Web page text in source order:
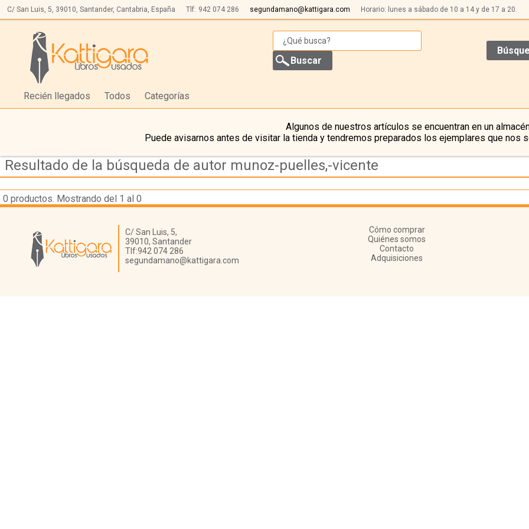
C/ San Luis, 5, 39010, Santander, Cantabria, España Tlf: 942 074 286 segundamano@kattigara.com Horario: lunes a sábado de 10 a 14 y de 17 a 20.
Recién llegados Todos Categorías
Algunos de nuestros artículos se encuentran en un
Puede avisarnos antes de visitar la tienda y tendremos preparados los ejemplares que nos
Resultado de la búsqueda de autor munoz-puelles,-vicente
0 productos. Mostrando del 1 al 0
Librería Kattigara
C/ San Luis, 5,
39010, Santander
Tlf:942 074 286
segundamano@kattigara.com
Cómo comprar
Quiénes somos
Contacto
Adquisiciones